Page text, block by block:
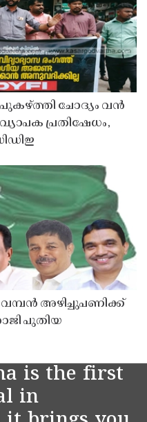
ചോദ്യം വൻ
പ്രതിഷേധം,
വമ്പൻ അഴിച്ചുപണിക്ക്
പുതിയ
is the first
in